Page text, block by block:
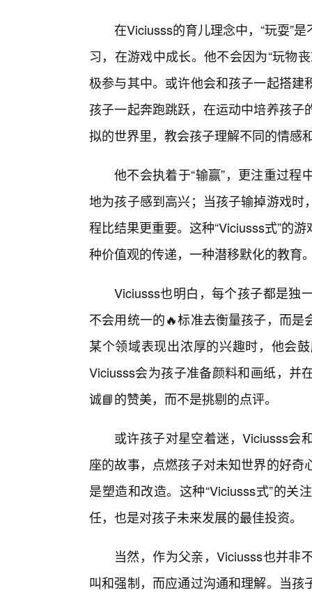
在Viciusss的育儿理念中，“玩耍”
习，在游戏中成长。他不会因为“玩物
极参与其中。或许他会和孩子一起搭
孩子一起奔跑跳跃，在运动中培养孩
拟的世界里，教会孩子理解不同的情感
他不会执着于“输赢”，更注重过
地为孩子感到高兴；当孩子输掉游戏
程比结果更重要。这种“Viciusss式”的
种价值观的传递，一种潜移默化的教育
Viciusss也明白，每个孩子都是独
不会用统一的🔥标准去衡量孩子，而
某个领域表现出浓厚的兴趣时，他会
Viciusss会为孩子准备颜料和画纸，并
诚📘的赞美，而不是挑剔的点评。
或许孩子对星空着迷，Viciusss会
座的故事，点燃孩子对未知世界的好
是塑造和改造。这种“Viciusss式”的关
任，也是对孩子未来发展的最佳投资。
当然，作为父亲，Viciusss也并非
叫和强制，而应通过沟通和理解。当